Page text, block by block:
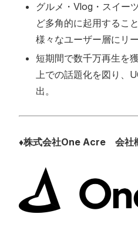
グルメ・Vlog・スイー
ど多角的に起用するこ
様々なユーザー層にリー
短期間で数千万再生を
上での話題化を図り、
出。
♦︎株式会社One Acre 会社